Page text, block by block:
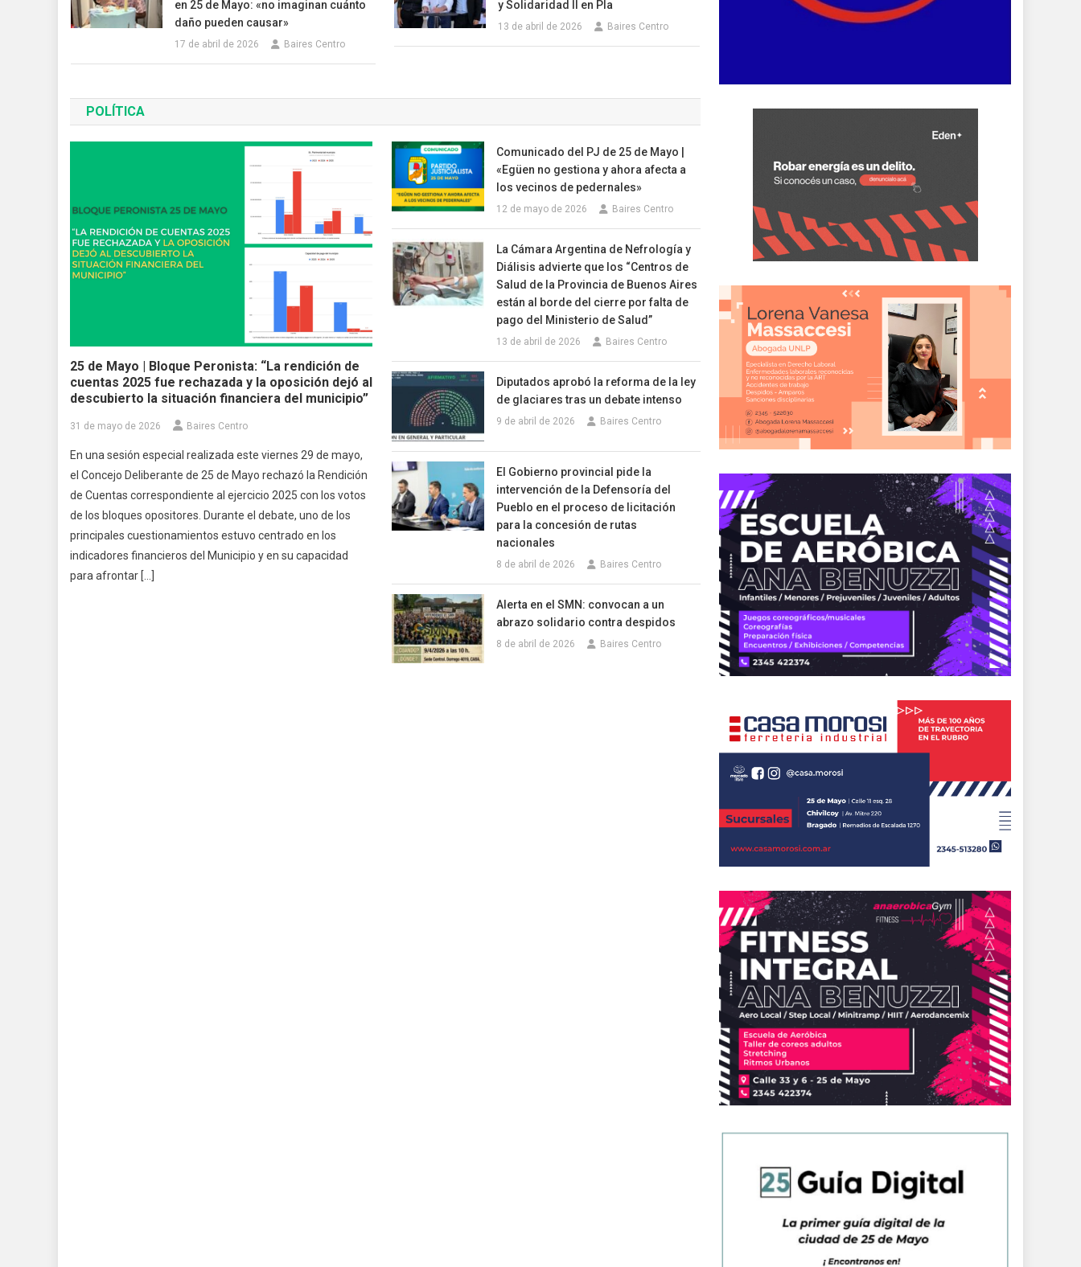
en 25 de Mayo: «no imaginan cuánto
daño pueden causar»
17 de abril de 2026 Baires Centro
y Solidaridad II en Pla
13 de abril de 2026 Baires Centro
POLÍTICA
25 de Mayo | Bloque Peronista: “La rendición de
cuentas 2025 fue rechazada y la oposición dejó al
descubierto la situación financiera del municipio”
31 de mayo de 2026 Baires Centro
En una sesión especial realizada este viernes 29 de mayo,
el Concejo Deliberante de 25 de Mayo rechazó la Rendición
de Cuentas correspondiente al ejercicio 2025 con los votos
de los bloques opositores. Durante el debate, uno de los
principales cuestionamientos estuvo centrado en los
indicadores financieros del Municipio y en su capacidad
para afrontar […]
Comunicado del PJ de 25 de Mayo |
«Egüen no gestiona y ahora afecta a
los vecinos de pedernales»
12 de mayo de 2026 Baires Centro
La Cámara Argentina de Nefrología y
Diálisis advierte que los “Centros de
Salud de la Provincia de Buenos Aires
están al borde del cierre por falta de
pago del Ministerio de Salud”
13 de abril de 2026 Baires Centro
Diputados aprobó la reforma de la ley
de glaciares tras un debate intenso
9 de abril de 2026 Baires Centro
El Gobierno provincial pide la
intervención de la Defensoría del
Pueblo en el proceso de licitación
para la concesión de rutas
nacionales
8 de abril de 2026 Baires Centro
Alerta en el SMN: convocan a un
abrazo solidario contra despidos
8 de abril de 2026 Baires Centro